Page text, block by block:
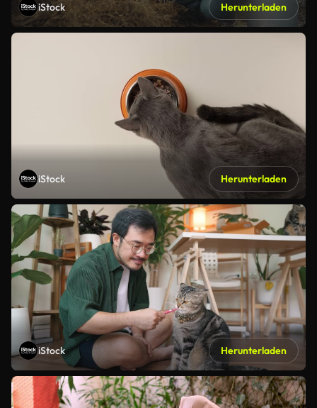
iStock Herunterladen
iStock Herunterladen
iStock Herunterladen